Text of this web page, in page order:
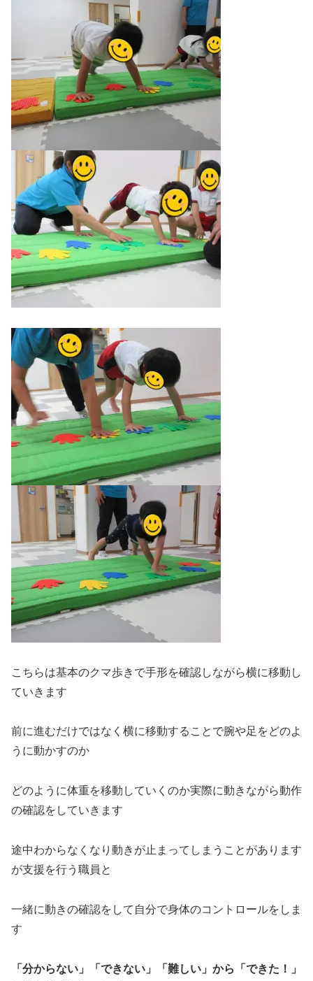
こちらは基本のクマ歩きで手形を確認しながら横に移動し
ていきます
前に進むだけではなく横に移動することで腕や足をどのよ
うに動かすのか
どのように体重を移動していくのか実際に動きながら動作
の確認をしていきます
途中わからなくなり動きが止まってしまうことがあります
が支援を行う職員と
一緒に動きの確認をして自分で身体のコントロールをしま
す
「分からない」「できない」「難しい」から「できた！」